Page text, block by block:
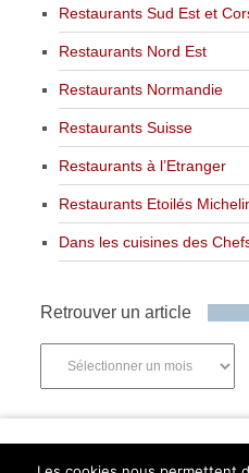
Restaurants Sud Est et
Restaurants Nord Est
Restaurants Normandie
Restaurants Suisse
Restaurants à l’Etranger
Restaurants Etoilés
Dans les cuisines des
Retrouver un article